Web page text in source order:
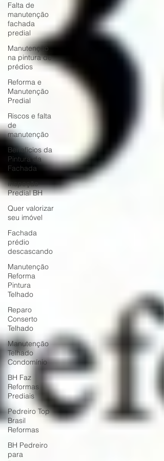
Falta de
manutenção
fachada
predial
Manutenção
na pintura de
prédios
Reforma e
Manutenção
Predial
Riscos e falta
de
manutenção
Benefícios da
Pintura da
Fachada
Inspeção
Predial BH
Quer valorizar
seu imóvel
Fachada
prédio
descascando
Manutenção
Reforma
Pintura
Telhado
Reparo
Conserto
Telhado
Manutenção
Telhado
Condomínio
BH Faz
Reformas
Prediais
Pedreiro Top
Brasil
Reformas
BH Pedreiro
para